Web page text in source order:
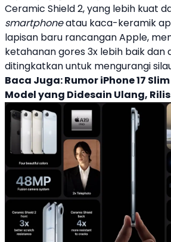
Ceramic Shield 2, yang lebih kuat
smartphoneatau kaca-keramik
lapisan baru rancanganApple,
ketahanan gores 3x lebih baik
ditingkatkan untuk mengurangi
Baca Juga:Rumor iPhone 17
Model yang Didesain Ulang,